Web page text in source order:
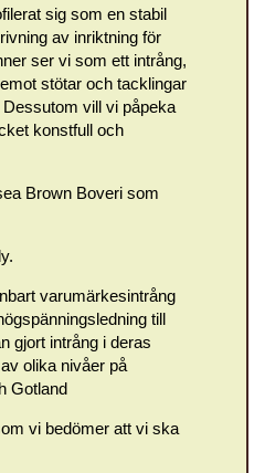
sig som en stabil
av inriktning för
ser vi som ett intrång,
stötar och tacklingar
vill vi påpeka
konstfull och
Brown Boveri som
varumärkesintrång
till
gjort intrång i deras
olika nivåer på
Gotland
vi bedömer att vi ska